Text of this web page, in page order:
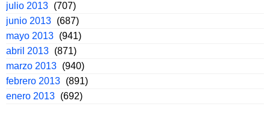
julio 2013 (707)
junio 2013 (687)
mayo 2013 (941)
abril 2013 (871)
marzo 2013 (940)
febrero 2013 (891)
enero 2013 (692)